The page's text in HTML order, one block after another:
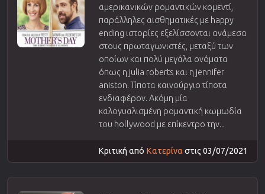
αμερικανικών ρομαντικών κομεντί,
παράλληλες αισθηματικές με happy
ending ιστορίες εξελίσσονται ανάμεσα
στους πρωταγωνιστές, μεταξύ των
οποίων και πολύ μεγάλα ονόματα
όπως η julia roberts και η jennifer
aniston. Τίποτα καινούργιο τίποτα
ενδιαφέρον. Ακόμη μία
καλογυαλισμένη ρομαντική κωμωδία
του hollywood με επίκεντρο την...
Κριτική από Κατερίνα στις 03/07/2021